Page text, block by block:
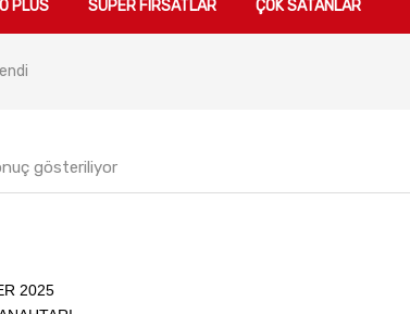
PLUS SÜPER FIRSATLAR ÇOK SATANLAR
gösteriliyor
2025